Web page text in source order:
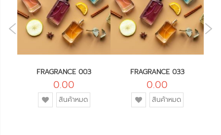
FRAGRANCE 003
0.00
เพิ่มสินค้าหมด
FRAGRANCE 033
0.00
เพิ่มสินค้าหมด